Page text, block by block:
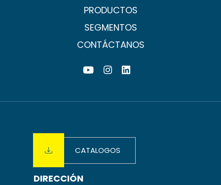
PRODUCTOS
SEGMENTOS
CONTÁCTANOS
CATALOGOS
DIRECCIÓN